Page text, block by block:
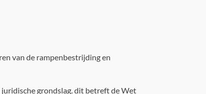
van de rampenbestrijding en
grondslag. dit betreft de Wet